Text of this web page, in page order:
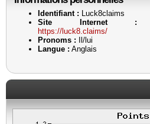
Identifiant : Luck8claims
Site Internet :
https://luck8.claims/
Pronoms : Il/lui
Langue : Anglais